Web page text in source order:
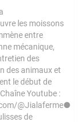
les moissons
entre
mécanique,
des
des animaux et
le début de
Youtube :
@Jialaferme●
de